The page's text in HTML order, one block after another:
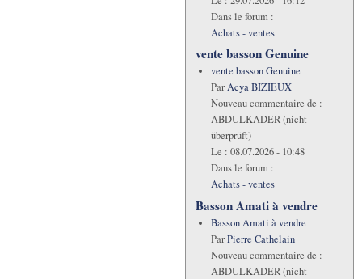
Dans le forum :
Achats - ventes
vente basson Genuine
vente basson Genuine
ParAcya BIZIEUX
Nouveau commentaire de :
ABDULKADER (nicht
überprüft)
Le : 08.07.2026 - 10:48
Dans le forum :
Achats - ventes
Basson Amati à vendre
Basson Amati à vendre
ParPierre Cathelain
Nouveau commentaire de :
ABDULKADER (nicht